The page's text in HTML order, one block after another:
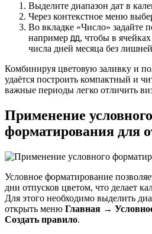
Выделите диапазон дат в
Через контекстное меню
Во вкладке «Число» задайте
например ДД, чтобы в
числа дней месяца без
Комбинируя цветовую заливку и
удаётся построить компактный и
важные периоды легко отличить
Применение условного
форматирования для
Условное форматирование
дни отпусков цветом, что делает
Для этого необходимо выделить
открыть меню Главная →
Создать правило.